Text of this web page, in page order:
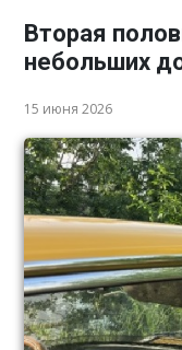
Вторая
небольших
15 июня 2026